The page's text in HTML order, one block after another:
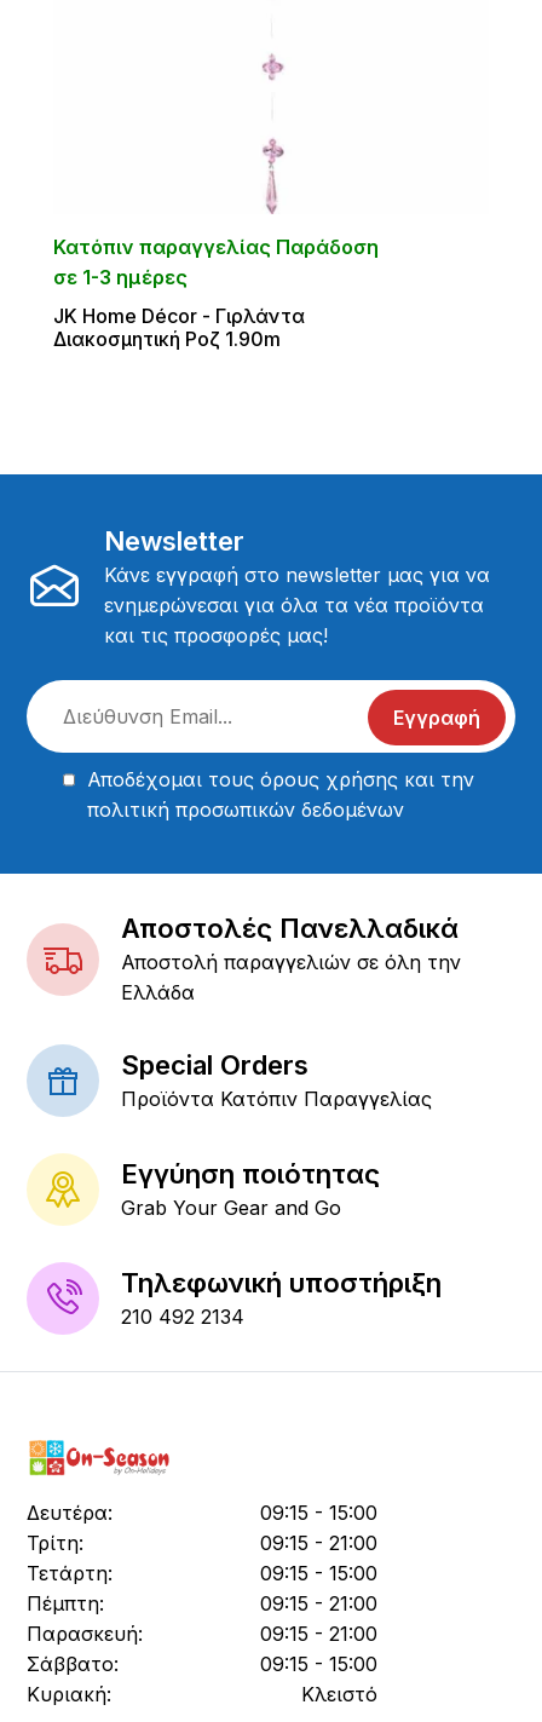
Κατόπιν παραγγελίας Παράδοση
σε 1-3 ημέρες
JΚ Home Décor - Γιρλάντα
Διακοσμητική Ροζ 1.90m
Newsletter
Κάνε εγγραφή στο newsletter μας για να
ενημερώνεσαι για όλα τα νέα προϊόντα
και τις προσφορές μας!
Εγγραφή
Αποδέχομαι τουςόρους χρήσης και την
πολιτική προσωπικών δεδομένων
Αποστολές Πανελλαδικά
Αποστολή παραγγελιών σε όλη την
Ελλάδα
Special Orders
Προϊόντα Κατόπιν Παραγγελίας
Εγγύηση ποιότητας
Grab Your Gear and Go
Τηλεφωνική υποστήριξη
210 492 2134
Δευτέρα:
09:15 - 15:00
Τρίτη:
09:15 - 21:00
Τετάρτη:
09:15 - 15:00
Πέμπτη:
09:15 - 21:00
Παρασκευή:
09:15 - 21:00
Σάββατο:
09:15 - 15:00
Κυριακή:
Κλειστό